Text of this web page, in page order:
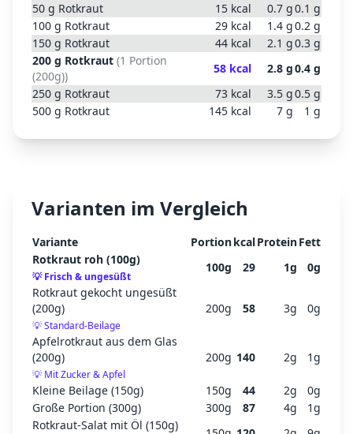
50 g Rotkraut 15 kcal 0.7 g0.1 g
100 g Rotkraut 29 kcal 1.4 g0.2 g
150 g Rotkraut 44 kcal 2.1 g0.3 g
200 g Rotkraut (1 Portion
(200g))
58 kcal 2.8 g0.4 g
250 g Rotkraut 73 kcal 3.5 g0.5 g
500 g Rotkraut 145 kcal 7 g 1 g
Varianten im Vergleich
Variante PortionkcalProteinFett
Rotkraut roh (100g)
💡Frisch & ungesüßt
100g 29 1g 0g
Rotkraut gekocht ungesüßt
(200g)
💡Standard-Beilage
200g 58 3g 0g
Apfelrotkraut aus dem Glas
(200g)
💡 Mit Zucker & Apfel
200g 140 2g 1g
Kleine Beilage (150g) 150g 44 2g 0g
Große Portion (300g)
300g 87 4g 1g
Rotkraut-Salat mit Öl (150g)